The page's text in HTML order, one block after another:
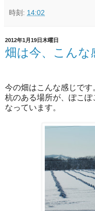
時刻: 14:02
2012年1月19日木曜日
畑は今、こんな
今の畑はこんな感じです
杭のある場所が、ぽこ
なっています。